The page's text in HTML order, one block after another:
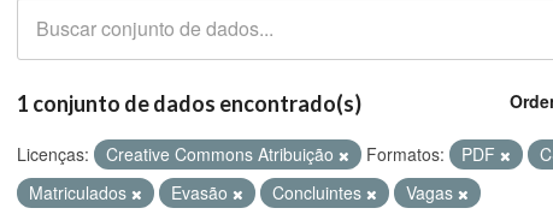
1 conjunto de dados encontrado(s)
Licenças: Creative Commons Atribuição Formatos: PDF
Matriculados
Evasão Concluintes Vagas